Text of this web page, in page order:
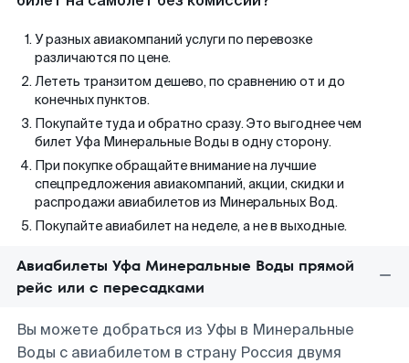
У разных авиакомпаний услуги по перевозке
различаются по цене.
Лететь транзитом дешево, по сравнению от и до
конечных пунктов.
Покупайте туда и обратно сразу. Это выгоднее чем
билет Уфа Минеральные Воды в одну сторону.
При покупке обращайте внимание на лучшие
спецпредложения авиакомпаний, акции, скидки и
распродажи авиабилетов из Минеральных Вод.
Покупайте авиабилет на неделе, а не в выходные.
Авиабилеты Уфа Минеральные Воды прямой
рейс или с пересадками
Вы можете добраться из Уфы в Минеральные
Воды с авиабилетом в страну Россия двумя